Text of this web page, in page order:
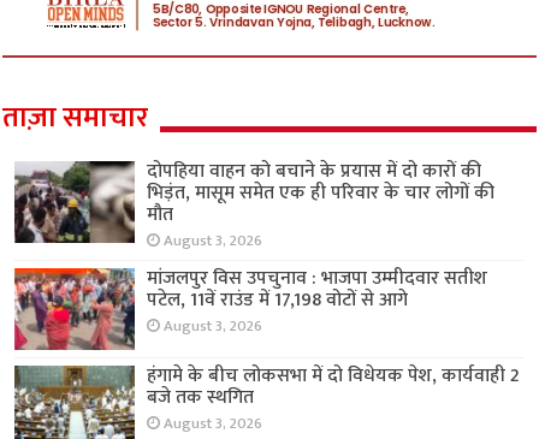
ताज़ा समाचार
दोपहिया वाहन को बचाने के प्रयास में दो कारों की
भिड़ंत, मासूम समेत एक ही परिवार के चार लोगों की
मौत
August 3, 2026
मांजलपुर विस उपचुनाव : भाजपा उम्मीदवार सतीश
पटेल, 11वें राउंड में 17,198 वोटों से आगे
August 3, 2026
हंगामे के बीच लोकसभा में दो विधेयक पेश, कार्यवाही 2
बजे तक स्थगित
August 3, 2026